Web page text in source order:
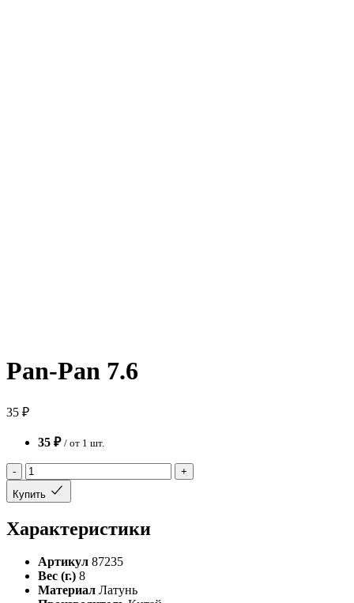
Pan-Pan 7.6
35 ₽
35 ₽ / от 1 шт.
-
+
Купить
Характеристики
Артикул 87235
Вес (г.) 8
Материал Латунь